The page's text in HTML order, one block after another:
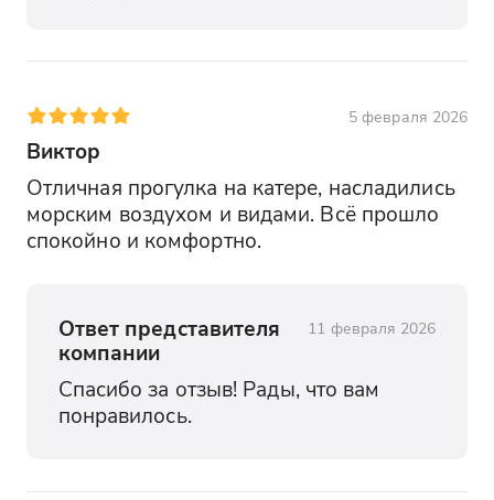
5 февраля 2026
Виктор
Отличная прогулка на катере, насладились
морским воздухом и видами. Всё прошло
спокойно и комфортно.
Ответ представителя
компании
11 февраля 2026
Спасибо за отзыв! Рады, что вам
понравилось.